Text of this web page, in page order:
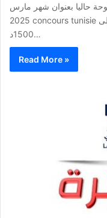
حاليا بعنوان شهر مارس
2025 concours tunisie مناظرة وزارة الفلاحة للإنتداب بأجور تصل إلى
1500د…
Read More »